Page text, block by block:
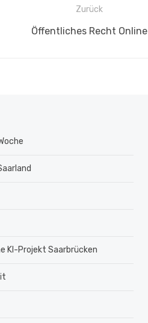
Zurück
Vorheriger
Öffentliches Recht Online
KI-Projekt Saarbrücken